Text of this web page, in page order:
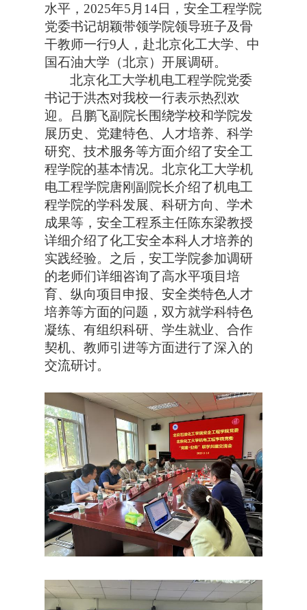
水平，2025年5月14日，安全工程学院
党委书记胡颖带领学院领导班子及骨
干教师一行9人，赴北京化工大学、中
国石油大学（北京）开展调研。
北京化工大学机电工程学院党委
书记于洪杰对我校一行表示热烈欢
迎。吕鹏飞副院长围绕学校和学院发
展历史、党建特色、人才培养、科学
研究、技术服务等方面介绍了安全工
程学院的基本情况。北京化工大学机
电工程学院唐刚副院长介绍了机电工
程学院的学科发展、科研方向、学术
成果等，安全工程系主任陈东梁教授
详细介绍了化工安全本科人才培养的
实践经验。之后，安工学院参加调研
的老师们详细咨询了高水平项目培
育、纵向项目申报、安全类特色人才
培养等方面的问题，双方就学科特色
凝练、有组织科研、学生就业、合作
契机、教师引进等方面进行了深入的
交流研讨。